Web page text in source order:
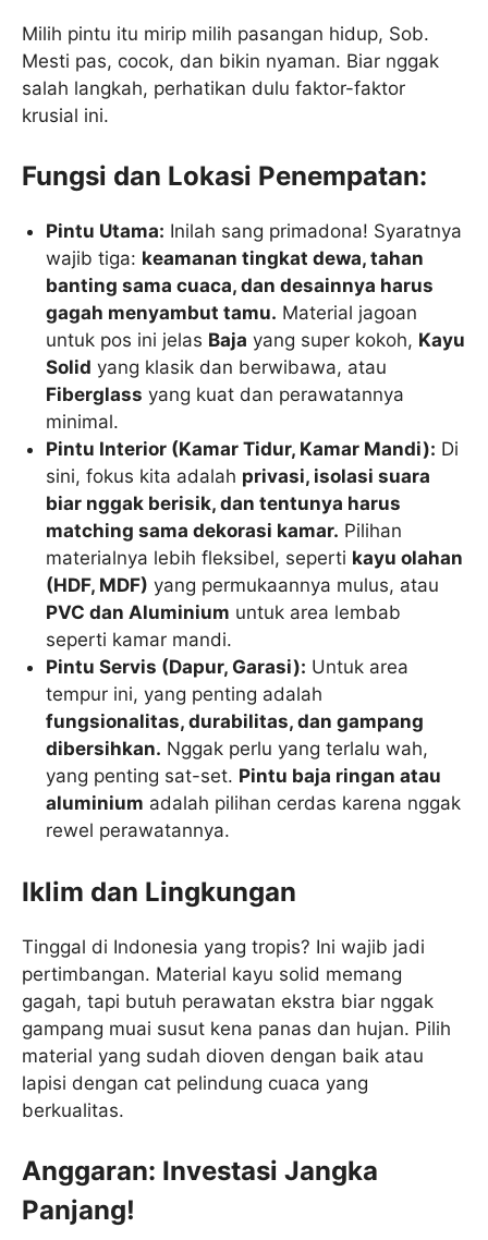
Milih pintu itu mirip milih pasangan hidup, Sob.
Mesti pas, cocok, dan bikin nyaman. Biar nggak
salah langkah, perhatikan dulu faktor-faktor
krusial ini.
Fungsi dan Lokasi Penempatan:
Pintu Utama: Inilah sang primadona! Syaratnya
wajib tiga: keamanan tingkat dewa, tahan
banting sama cuaca, dan desainnya harus
gagah menyambut tamu. Material jagoan
untuk pos ini jelas Baja yang super kokoh, Kayu
Solid yang klasik dan berwibawa, atau
Fiberglass yang kuat dan perawatannya
minimal.
Pintu Interior (Kamar Tidur, Kamar Mandi): Di
sini, fokus kita adalah privasi, isolasi suara
biar nggak berisik, dan tentunya harus
matching sama dekorasi kamar. Pilihan
materialnya lebih fleksibel, seperti kayu olahan
(HDF, MDF) yang permukaannya mulus, atau
PVC dan Aluminium untuk area lembab
seperti kamar mandi.
Pintu Servis (Dapur, Garasi): Untuk area
tempur ini, yang penting adalah
fungsionalitas, durabilitas, dan gampang
dibersihkan. Nggak perlu yang terlalu wah,
yang penting sat-set. Pintu baja ringan atau
aluminium adalah pilihan cerdas karena nggak
rewel perawatannya.
Iklim dan Lingkungan
Tinggal di Indonesia yang tropis? Ini wajib jadi
pertimbangan. Material kayu solid memang
gagah, tapi butuh perawatan ekstra biar nggak
gampang muai susut kena panas dan hujan. Pilih
material yang sudah dioven dengan baik atau
lapisi dengan cat pelindung cuaca yang
berkualitas.
Anggaran: Investasi Jangka
Panjang!